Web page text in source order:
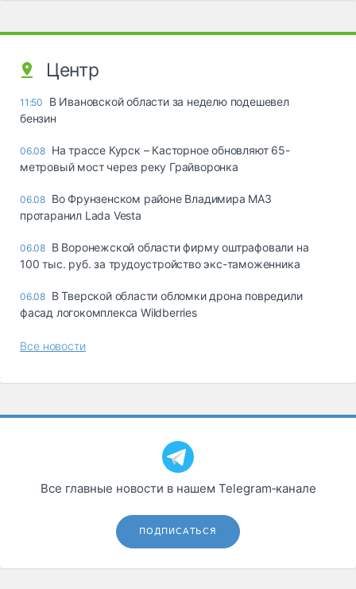
Центр
11:50
В Ивановской области за неделю подешевел
бензин
06.08 На трассе Курск – Касторное обновляют 65-
метровый мост через реку Грайворонка
06.08 Во Фрунзенском районе Владимира МАЗ
протаранил Lada Vesta
06.08 В Воронежской области фирму оштрафовали на
100 тыс. руб. за трудоустройство экс-таможенника
06.08 В Тверской области обломки дрона повредили
фасад логокомплекса Wildberries
Все новости
Все главные новости в нашем Telegram‑канале
ПОДПИСАТЬСЯ